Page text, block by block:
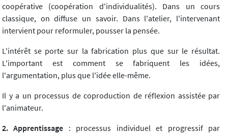
coopérative (coopération d'individualités). Dans un cours
classique, on diffuse un savoir. Dans l'atelier, l'intervenant
intervient pour reformuler, pousser la pensée.
L'intérêt se porte sur la fabrication plus que sur le résultat.
L'important est comment se fabriquent les idées,
l'argumentation, plus que l'idée elle-même.
Il y a un processus de coproduction de réflexion assistée par
l'animateur.
2. Apprentissage : processus individuel et progressif par